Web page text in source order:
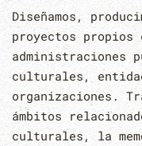
Diseñamos,
proyectos
administraciones
culturales,
organizaciones.
ámbitos
culturales, la